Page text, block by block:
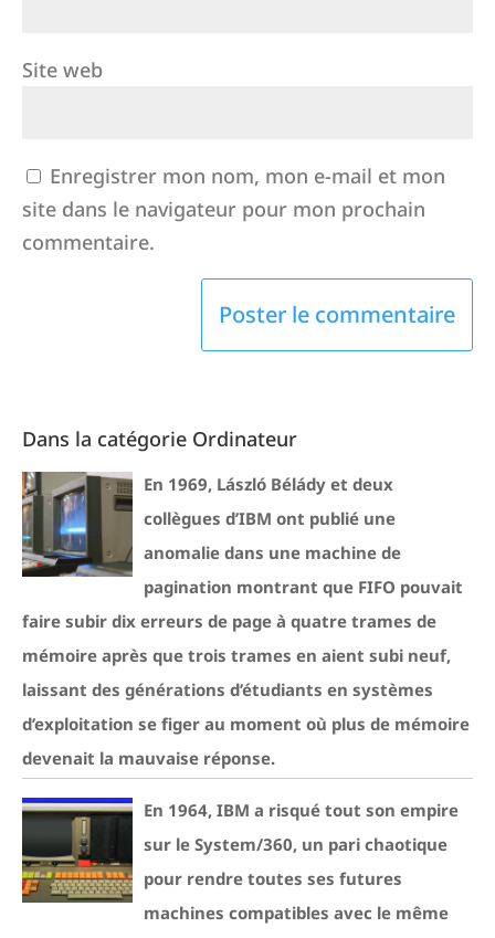
Site web
Enregistrer mon nom, mon e-mail et mon
site dans le navigateur pour mon prochain
commentaire.
Dans la catégorie Ordinateur
En 1969, László Bélády et deux
collègues d’IBM ont publié une
anomalie dans une machine de
pagination montrant que FIFO pouvait
faire subir dix erreurs de page à quatre trames de
mémoire après que trois trames en aient subi neuf,
laissant des générations d’étudiants en systèmes
d’exploitation se figer au moment où plus de mémoire
devenait la mauvaise réponse.
En 1964, IBM a risqué tout son empire
sur le System/360, un pari chaotique
pour rendre toutes ses futures
machines compatibles avec le même